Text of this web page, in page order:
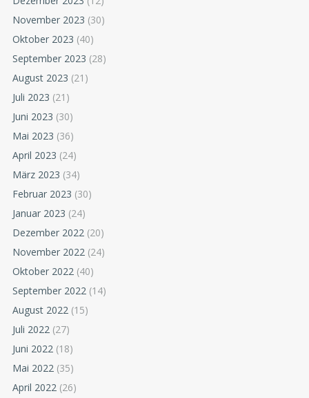
November 2023 (30)
Oktober 2023 (40)
September 2023 (28)
August 2023 (21)
Juli 2023 (21)
Juni 2023 (30)
Mai 2023 (36)
April 2023 (24)
März 2023 (34)
Februar 2023 (30)
Januar 2023 (24)
Dezember 2022 (20)
November 2022 (24)
Oktober 2022 (40)
September 2022 (14)
August 2022 (15)
Juli 2022 (27)
Juni 2022 (18)
Mai 2022 (35)
April 2022 (26)